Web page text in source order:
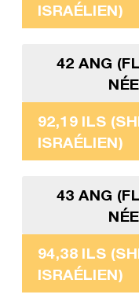
ISRAÉLIEN)
42 ANG
92,19 ILS
ISRAÉLIEN)
43 ANG
94,38 ILS
ISRAÉLIEN)